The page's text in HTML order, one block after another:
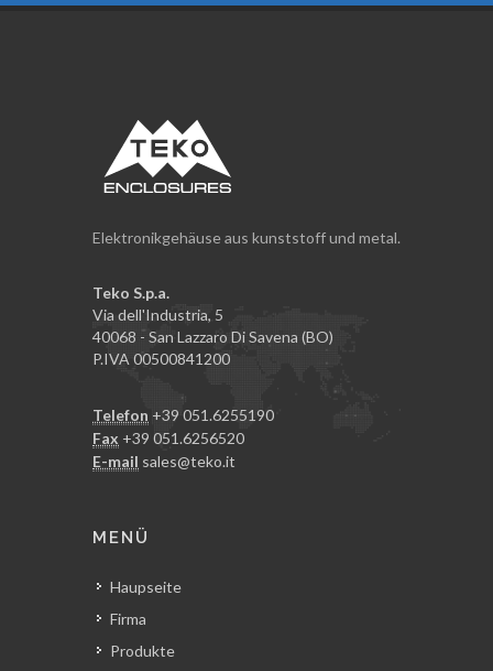
Elektronikgehäuse aus kunststoff und metal.
Teko S.p.a.
Via dell'Industria, 5
40068 - San Lazzaro Di Savena (BO)
P.IVA 00500841200
Telefon +39 051.6255190
Fax +39 051.6256520
E-mail sales@teko.it
MENÜ
Haupseite
Firma
Produkte